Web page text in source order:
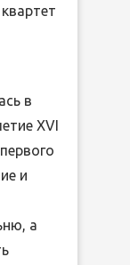
в
XVI
и
а